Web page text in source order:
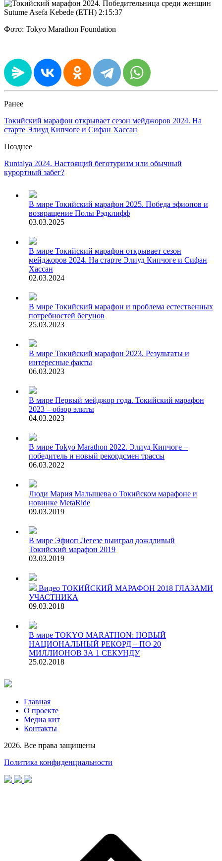
Фото: Tokyo Marathon Foundation
Ранее
Токийский марафон открывает сезон мейджоров 2024. На
старте Элиуд Кипчоге и Сифан Хассан
Позднее
Runtalya 2024. Настоящий беготуризм или обычный
курортный забег?
В мире Токийский марафон 2025. Победа эфиопов и
возвращение Полы Рэдклифф
03.03.2025
В мире Токийский марафон открывает сезон
мейджоров 2024. На старте Элиуд Кипчоге и Сифан
Хассан
02.03.2024
В мире Токийский марафон и проблема естественных
потребностей бегунов
25.03.2023
В мире Токийский марафон 2023. Результаты и
интересные факты
06.03.2023
В мире Первый мейджор года. Токийский марафон
2023 – обзор элиты
04.03.2023
В мире Tokyo Marathon 2022. Элиуд Кипчоге –
победитель и новый рекордсмен трассы
06.03.2022
Люди Мария Малышева о Токийском марафоне и
новинке MetaRide
09.03.2019
В мире Эфиоп Легезе выиграл дождливый
Токийский марафон 2019
03.03.2019
Видео ТОКИЙСКИЙ МАРАФОН 2018 ГЛАЗАМИ
УЧАСТНИКА
09.03.2018
В мире TOKYO MARATHON: НОВЫЙ
НАЦИОНАЛЬНЫЙ РЕКОРД – ПО 20
МИЛЛИОНОВ ЗА 1 СЕКУНДУ
25.02.2018
Главная
О проекте
Медиа кит
Контакты
2026. Все права защищены
Политика конфиденциальности